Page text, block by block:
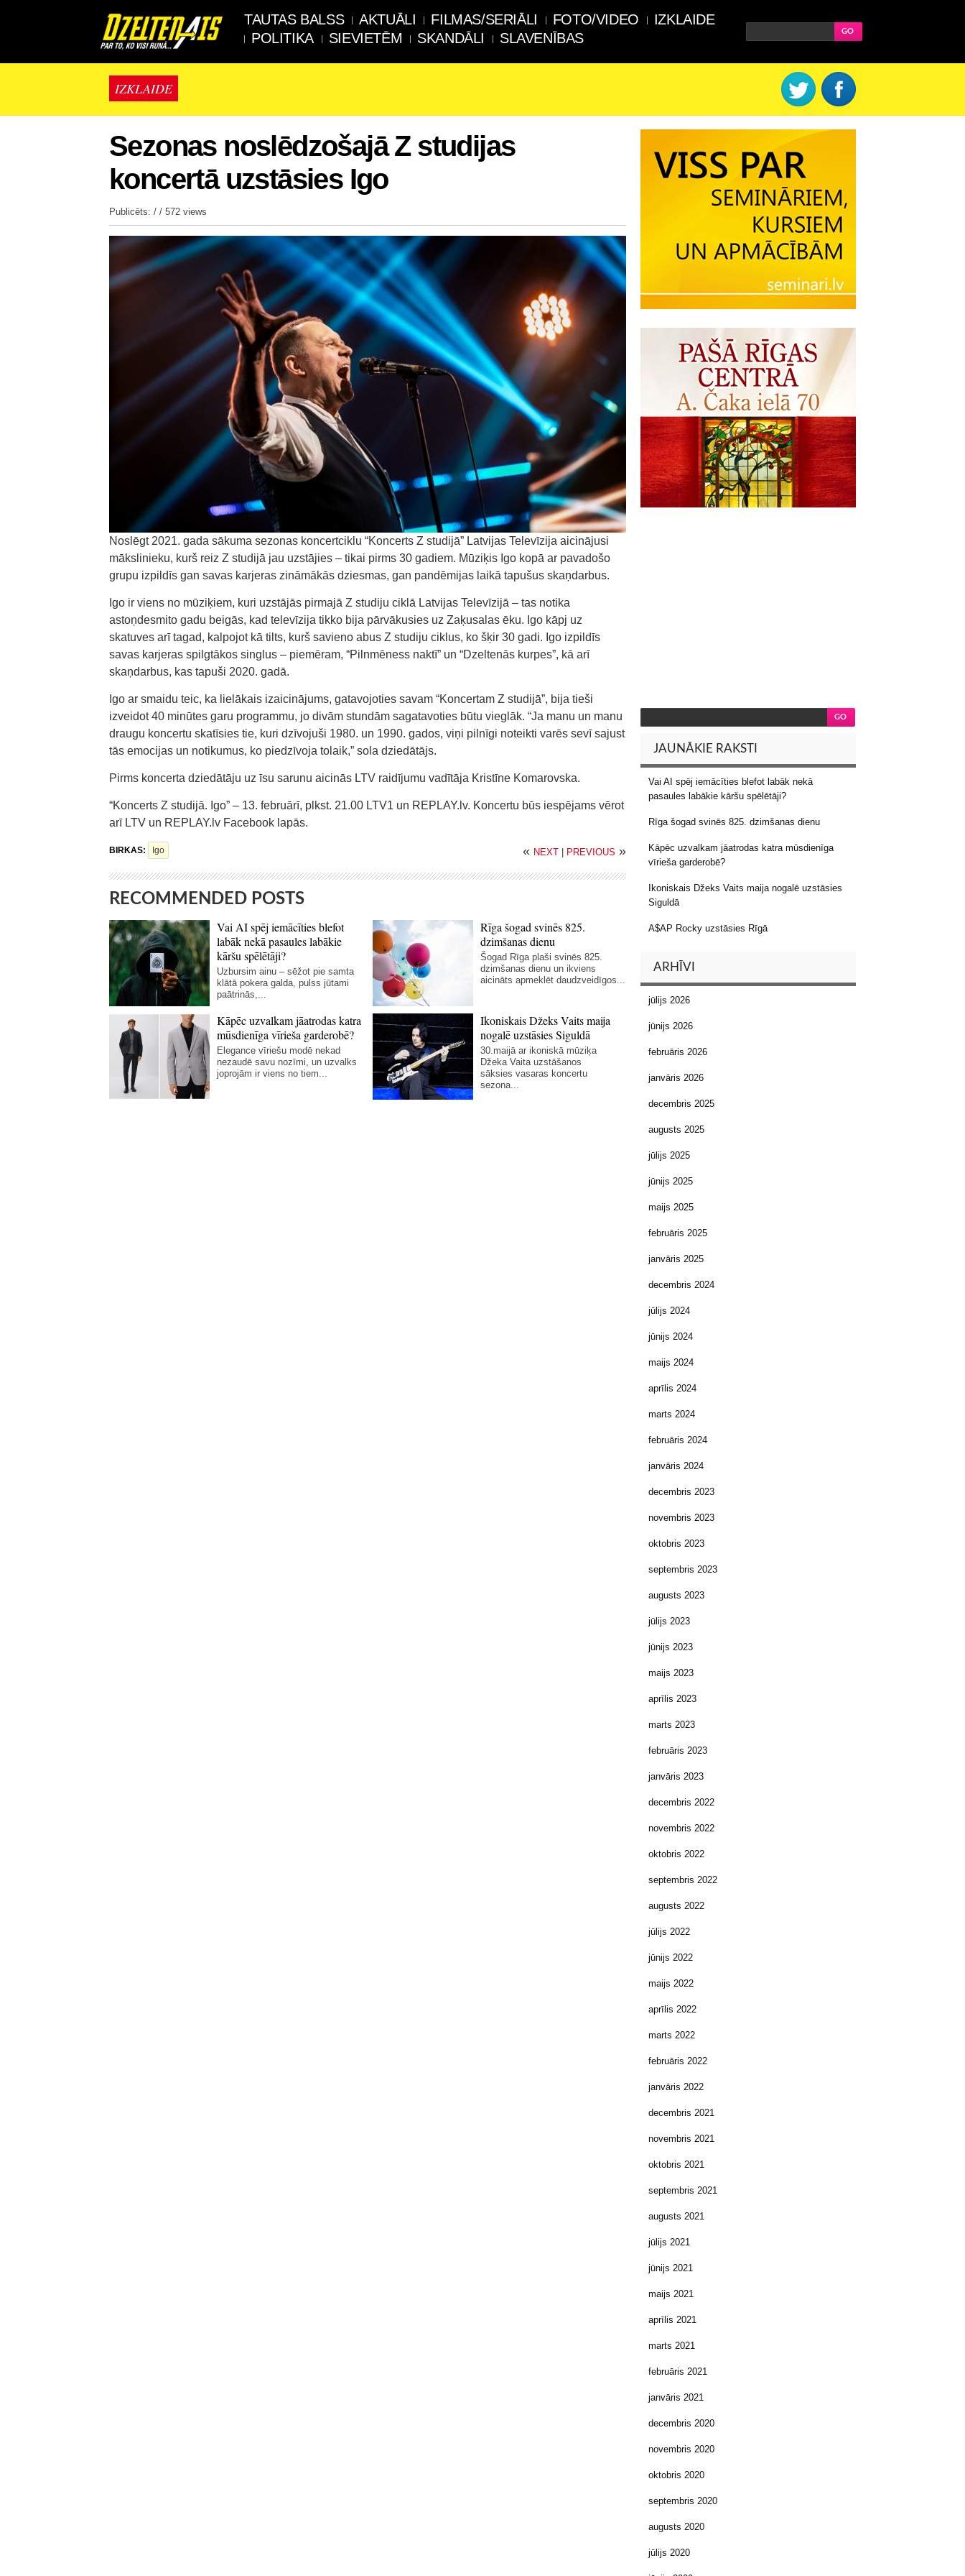
TAUTAS BALSS AKTUĀLI FILMAS/SERIĀLI FOTO/VIDEO
IZKLAIDE
POLITIKA
SIEVIETĒM SKANDĀLI SLAVENĪBAS
IZKLAIDE
Sezonas noslēdzošajā Z studijas
koncertā uzstāsies Igo
Publicēts: / / 572 views
Noslēgt 2021. gada sākuma sezonas koncertciklu “Koncerts Z studijā” Latvijas Televīzija aicinājusi
mākslinieku, kurš reiz Z studijā jau uzstājies – tikai pirms 30 gadiem. Mūziķis Igo kopā ar pavadošo
grupu izpildīs gan savas karjeras zināmākās dziesmas, gan pandēmijas laikā tapušus skaņdarbus.
Igo ir viens no mūziķiem, kuri uzstājās pirmajā Z studiju ciklā Latvijas Televīzijā – tas notika
astoņdesmito gadu beigās, kad televīzija tikko bija pārvākusies uz Zaķusalas ēku. Igo kāpj uz
skatuves arī tagad, kalpojot kā tilts, kurš savieno abus Z studiju ciklus, ko šķir 30 gadi. Igo izpildīs
savas karjeras spilgtākos singlus – piemēram, “Pilnmēness naktī” un “Dzeltenās kurpes”, kā arī
skaņdarbus, kas tapuši 2020. gadā.
Igo ar smaidu teic, ka lielākais izaicinājums, gatavojoties savam “Koncertam Z studijā”, bija tieši
izveidot 40 minūtes garu programmu, jo divām stundām sagatavoties būtu vieglāk. “Ja manu un manu
draugu koncertu skatīsies tie, kuri dzīvojuši 1980. un 1990. gados, viņi pilnīgi noteikti varēs sevī sajust
tās emocijas un notikumus, ko piedzīvoja tolaik,” sola dziedātājs.
Pirms koncerta dziedātāju uz īsu sarunu aicinās LTV raidījumu vadītāja Kristīne Komarovska.
“Koncerts Z studijā. Igo” – 13. februārī, plkst. 21.00 LTV1 un REPLAY.lv. Koncertu būs iespējams vērot
arī LTV un REPLAY.lv Facebook lapās.
BIRKAS: Igo « NEXT | PREVIOUS »
RECOMMENDED POSTS
Vai AI spēj iemācīties blefot
labāk nekā pasaules labākie
kāršu spēlētāji?
Uzbursim ainu – sēžot pie samta
klātā pokera galda, pulss jūtami
paātrinās,...
Rīga šogad svinēs 825.
dzimšanas dienu
Šogad Rīga plaši svinēs 825.
dzimšanas dienu un ikviens
aicināts apmeklēt daudzveidīgos...
Kāpēc uzvalkam jāatrodas katra
mūsdienīga vīrieša garderobē?
Elegance vīriešu modē nekad
nezaudē savu nozīmi, un uzvalks
joprojām ir viens no tiem...
Ikoniskais Džeks Vaits maija
nogalē uzstāsies Siguldā
30.maijā ar ikoniskā mūziķa
Džeka Vaita uzstāšanos
sāksies vasaras koncertu
sezona...
JAUNĀKIE RAKSTI
Vai AI spēj iemācīties blefot labāk nekā
pasaules labākie kāršu spēlētāji?
Rīga šogad svinēs 825. dzimšanas dienu
Kāpēc uzvalkam jāatrodas katra mūsdienīga
vīrieša garderobē?
Ikoniskais Džeks Vaits maija nogalē uzstāsies
Siguldā
A$AP Rocky uzstāsies Rīgā
ARHĪVI
jūlijs 2026
jūnijs 2026
februāris 2026
janvāris 2026
decembris 2025
augusts 2025
jūlijs 2025
jūnijs 2025
maijs 2025
februāris 2025
janvāris 2025
decembris 2024
jūlijs 2024
jūnijs 2024
maijs 2024
aprīlis 2024
marts 2024
februāris 2024
janvāris 2024
decembris 2023
novembris 2023
oktobris 2023
septembris 2023
augusts 2023
jūlijs 2023
jūnijs 2023
maijs 2023
aprīlis 2023
marts 2023
februāris 2023
janvāris 2023
decembris 2022
novembris 2022
oktobris 2022
septembris 2022
augusts 2022
jūlijs 2022
jūnijs 2022
maijs 2022
aprīlis 2022
marts 2022
februāris 2022
janvāris 2022
decembris 2021
novembris 2021
oktobris 2021
septembris 2021
augusts 2021
jūlijs 2021
jūnijs 2021
maijs 2021
aprīlis 2021
marts 2021
februāris 2021
janvāris 2021
decembris 2020
novembris 2020
oktobris 2020
septembris 2020
augusts 2020
jūlijs 2020